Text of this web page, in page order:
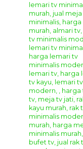
Bufet
Set Bufet Ukir
merupakan
dengan hiasan ukir
Bombayini
modern yang
ataupun ruang
berkualitas akan
tv ini.Bufet TV Jati
mengisi ruang
Sangat cocok
yang bergaya
agar semakin
model produk